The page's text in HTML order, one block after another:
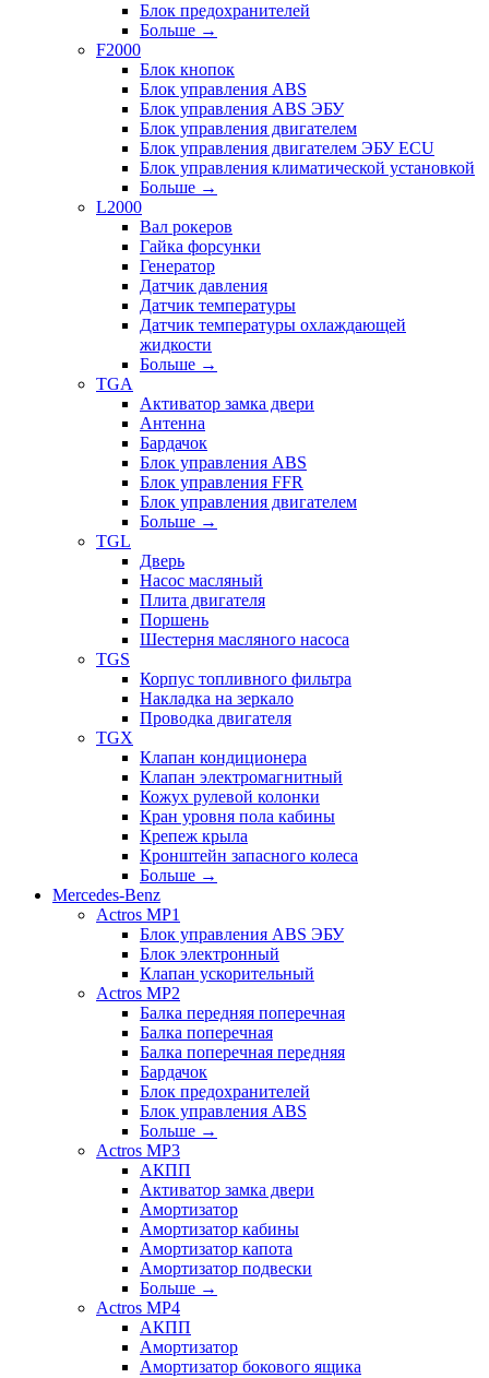
Блок предохранителей
Больше →
F2000
Блок кнопок
Блок управления ABS
Блок управления ABS ЭБУ
Блок управления двигателем
Блок управления двигателем ЭБУ ECU
Блок управления климатической установкой
Больше →
L2000
Вал рокеров
Гайка форсунки
Генератор
Датчик давления
Датчик температуры
Датчик температуры охлаждающей
жидкости
Больше →
TGA
Активатор замка двери
Антенна
Бардачок
Блок управления ABS
Блок управления FFR
Блок управления двигателем
Больше →
TGL
Дверь
Насос масляный
Плита двигателя
Поршень
Шестерня масляного насоса
TGS
Корпус топливного фильтра
Накладка на зеркало
Проводка двигателя
TGX
Клапан кондиционера
Клапан электромагнитный
Кожух рулевой колонки
Кран уровня пола кабины
Крепеж крыла
Кронштейн запасного колеса
Больше →
Mercedes-Benz
Actros MP1
Блок управления ABS ЭБУ
Блок электронный
Клапан ускорительный
Actros MP2
Балка передняя поперечная
Балка поперечная
Балка поперечная передняя
Бардачок
Блок предохранителей
Блок управления ABS
Больше →
Actros MP3
АКПП
Активатор замка двери
Амортизатор
Амортизатор кабины
Амортизатор капота
Амортизатор подвески
Больше →
Actros MP4
АКПП
Амортизатор
Амортизатор бокового ящика